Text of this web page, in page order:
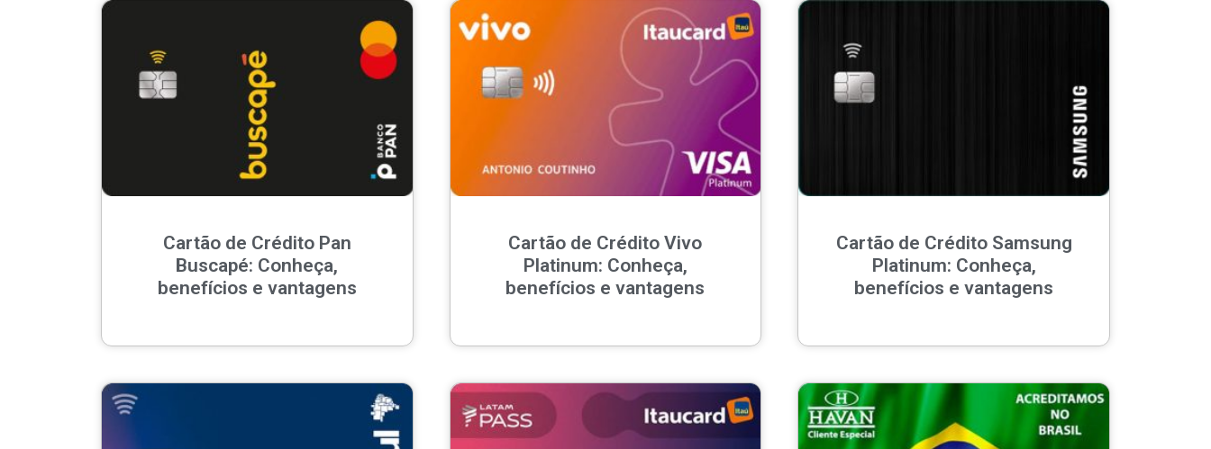
Cartão de Crédito Pan
Buscapé: Conheça,
benefícios e vantagens
Cartão de Crédito Vivo
Platinum: Conheça,
benefícios e vantagens
Cartão de Crédito Samsung
Platinum: Conheça,
benefícios e vantagens